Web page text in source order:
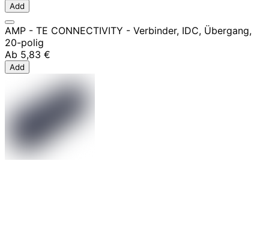
Add
AMP - TE CONNECTIVITY - Verbinder, IDC, Übergang,
20-polig
Ab 5,83 €
Add